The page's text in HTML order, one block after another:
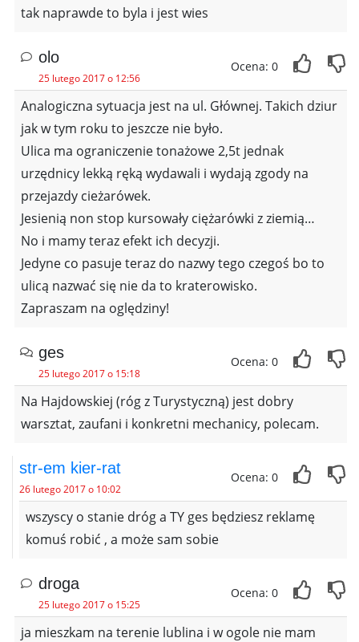
tak naprawde to byla i jest wies
olo
25 lutego 2017 o 12:56
Ocena: 0
Analogiczna sytuacja jest na ul. Głównej. Takich dziur
jak w tym roku to jeszcze nie było.
Ulica ma ograniczenie tonażowe 2,5t jednak
urzędnicy lekką ręką wydawali i wydają zgody na
przejazdy cieżarówek.
Jesienią non stop kursowały ciężarówki z ziemią…
No i mamy teraz efekt ich decyzji.
Jedyne co pasuje teraz do nazwy tego czegoś bo to
ulicą nazwać się nie da to kraterowisko.
Zapraszam na oględziny!
ges
25 lutego 2017 o 15:18
Ocena: 0
Na Hajdowskiej (róg z Turystyczną) jest dobry
warsztat, zaufani i konkretni mechanicy, polecam.
str-em kier-rat
26 lutego 2017 o 10:02
Ocena: 0
wszyscy o stanie dróg a TY ges będziesz reklamę
komuś robić , a może sam sobie
droga
25 lutego 2017 o 15:25
Ocena: 0
ja mieszkam na terenie lublina i w ogole nie mam